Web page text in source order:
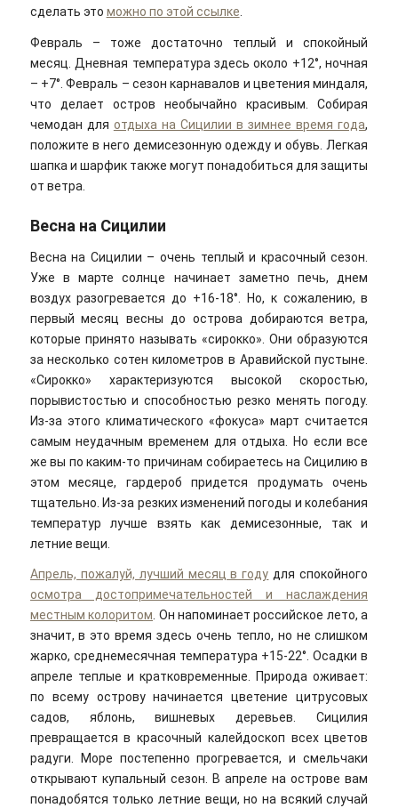
сделать это можно по этой ссылке
Февраль – тоже достаточно теплый и спокойный
месяц. Дневная температура здесь около +12°, ночная
– +7°. Февраль – сезон карнавалов и цветения миндаля,
что делает остров необычайно красивым. Собирая
чемодан для отдыха на Сицилии в зимнее время года,
положите в него демисезонную одежду и обувь. Легкая
шапка и шарфик также могут понадобиться для защиты
от ветра.
Весна на Сицилии
Весна на Сицилии – очень теплый и красочный сезон.
Уже в марте солнце начинает заметно печь, днем
воздух разогревается до +16-18°. Но, к сожалению, в
первый месяц весны до острова добираются ветра,
которые принято называть «сирокко». Они образуются
за несколько сотен километров в Аравийской пустыне.
«Сирокко» характеризуются высокой скоростью,
порывистостью и способностью резко менять погоду.
Из-за этого климатического «фокуса» март считается
самым неудачным временем для отдыха. Но если все
же вы по каким-то причинам собираетесь на Сицилию в
этом месяце, гардероб придется продумать очень
тщательно. Из-за резких изменений погоды и колебания
температур лучше взять как демисезонные, так и
летние вещи.
Апрель, пожалуй, лучший месяц в году для спокойного
осмотра достопримечательностей и наслаждения
местным колоритом. Он напоминает российское лето, а
значит, в это время здесь очень тепло, но не слишком
жарко, среднемесячная температура +15-22°. Осадки в
апреле теплые и кратковременные. Природа оживает:
по всему острову начинается цветение цитрусовых
садов, яблонь, вишневых деревьев. Сицилия
превращается в красочный калейдоскоп всех цветов
радуги. Море постепенно прогревается, и смельчаки
открывают купальный сезон. В апреле на острове вам
понадобятся только летние вещи, но на всякий случай